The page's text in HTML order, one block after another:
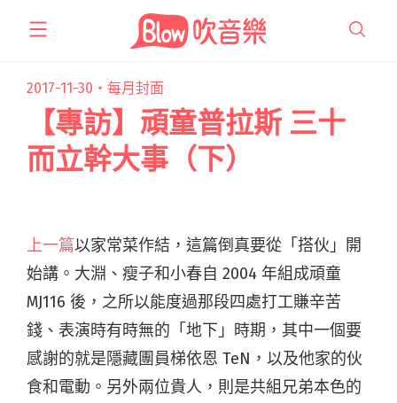
2017-11-30・ 每月封面
【專訪】頑童普拉斯 三十
而立幹大事（下）
上一篇以家常菜作結，這篇倒真要從「搭伙」開
始講。大淵、瘦子和小春自 2004 年組成頑童
MJ116 後，之所以能度過那段四處打工賺辛苦
錢、表演時有時無的「地下」時期，其中一個要
感謝的就是隱藏團員梯依恩 TeN，以及他家的伙
食和電動。另外兩位貴人，則是共組兄弟本色的